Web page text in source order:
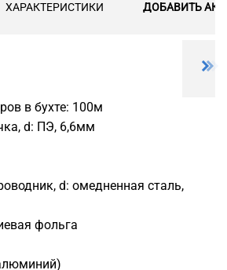
ХАРАКТЕРИСТИКИ ДОБАВИТЬ
в бухте: 100м
d: ПЭ, 6,6мм
d: омедненная сталь,
фольга